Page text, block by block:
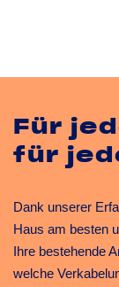
Für
für
Dank unserer
Haus am besten
Ihre bestehende
welche